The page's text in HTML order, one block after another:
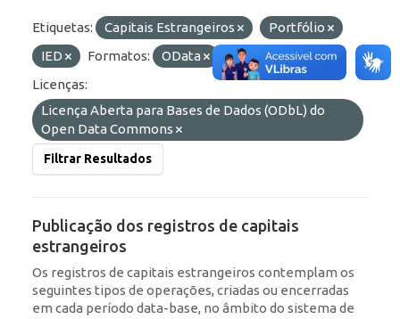
Etiquetas: Capitais Estrangeiros
Portfólio
IED
Formatos: OData HTML
API
Licenças:
Licença Aberta para Bases de Dados (ODbL) do
Open Data Commons
Filtrar Resultados
Publicação dos registros de capitais
estrangeiros
Os registros de capitais estrangeiros contemplam os
seguintes tipos de operações, criadas ou encerradas
em cada período data-base, no âmbito do sistema de